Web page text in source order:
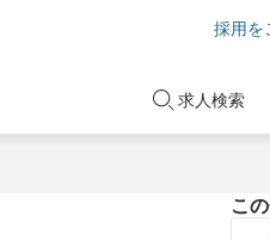
採用を
求人検索
こ